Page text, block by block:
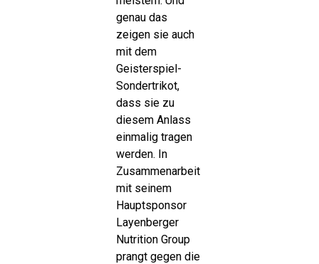
genau das
zeigen sie auch
mit dem
Geisterspiel-
Sondertrikot,
dass sie zu
diesem Anlass
einmalig tragen
werden. In
Zusammenarbeit
mit seinem
Hauptsponsor
Layenberger
Nutrition Group
prangt gegen die